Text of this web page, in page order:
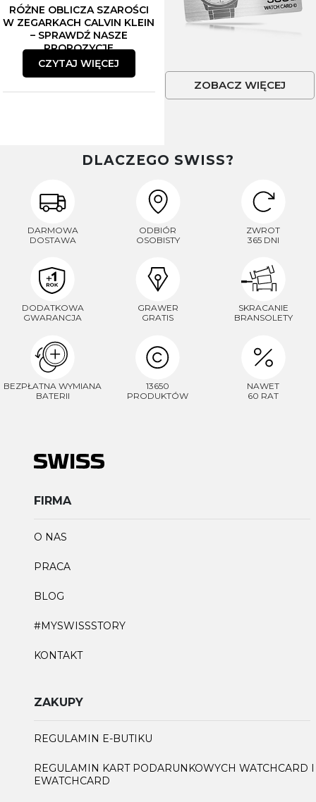
RÓŻNE OBLICZA SZAROŚCI
W ZEGARKACH CALVIN KLEIN
– SPRAWDŹ NASZE
PROPOZYCJE
CZYTAJ WIĘCEJ
ZOBACZ WIĘCEJ
DLACZEGO SWISS?
DARMOWA
DOSTAWA
ODBIÓR
OSOBISTY
ZWROT
365 DNI
DODATKOWA
GWARANCJA
GRAWER
GRATIS
SKRACANIE
BRANSOLETY
BEZPŁATNA WYMIANA
BATERII
13650
PRODUKTÓW
NAWET
60 RAT
FIRMA
O NAS
PRACA
BLOG
#MYSWISSSTORY
KONTAKT
ZAKUPY
REGULAMIN E-BUTIKU
REGULAMIN KART PODARUNKOWYCH WATCHCARD I
EWATCHCARD